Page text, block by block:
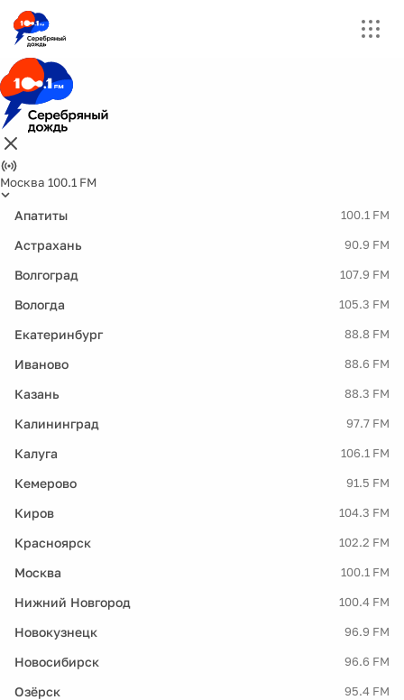
Москва 100.1 FM
Апатиты 100.1 FM
Астрахань 90.9 FM
Волгоград 107.9 FM
Вологда 105.3 FM
Екатеринбург 88.8 FM
Иваново 88.6 FM
Казань 88.3 FM
Калининград 97.7 FM
Калуга 106.1 FM
Кемерово 91.5 FM
Киров 104.3 FM
Красноярск 102.2 FM
Москва 100.1 FM
Нижний Новгород 100.4 FM
Новокузнецк 96.9 FM
Новосибирск 96.6 FM
Озёрск 95.4 FM